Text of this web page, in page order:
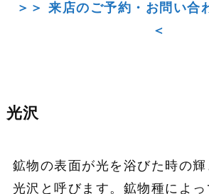
＞＞ 来店のご予約・お問い合
＜
光沢
鉱物の表面が光を浴びた時の
光沢と呼びます。鉱物種によ